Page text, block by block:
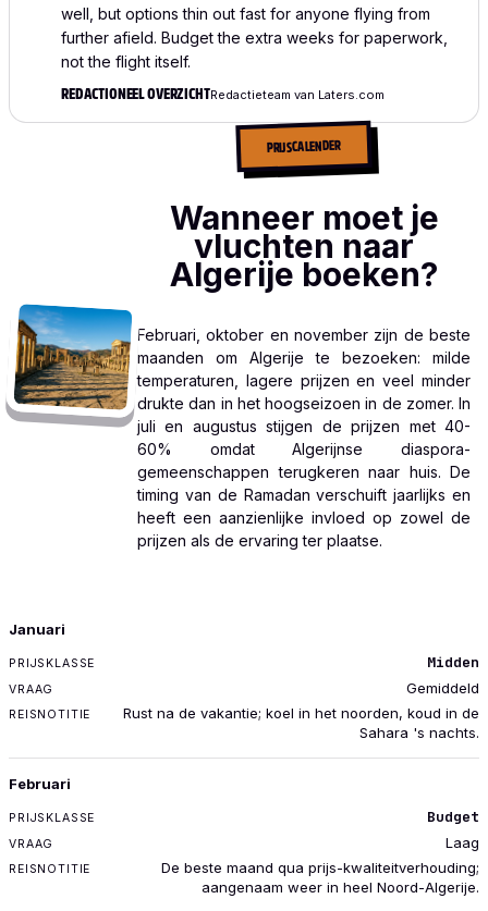
well, but options thin out fast for anyone flying from
further afield. Budget the extra weeks for paperwork,
not the flight itself.
REDACTIONEEL OVERZICHTRedactieteam van Laters.com
PRIJSCALENDER
Wanneer moet je
vluchten naar
Algerije boeken?
Februari, oktober en november zijn de beste
maanden om Algerije te bezoeken: milde
temperaturen, lagere prijzen en veel minder
drukte dan in het hoogseizoen in de zomer. In
juli en augustus stijgen de prijzen met 40-
60% omdat Algerijnse diaspora-
gemeenschappen terugkeren naar huis. De
timing van de Ramadan verschuift jaarlijks en
heeft een aanzienlijke invloed op zowel de
prijzen als de ervaring ter plaatse.
MAAND
Januari
Midden
Gemiddeld
Rust na de vakantie; koel in het noorden, koud in de
Sahara 's nachts.
Februari
Budget
Laag
De beste maand qua prijs-kwaliteitverhouding;
aangenaam weer in heel Noord-Algerije.